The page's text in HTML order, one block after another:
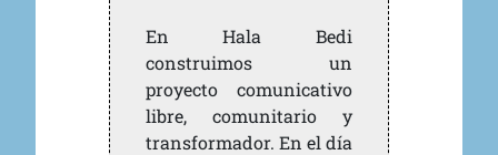
En Hala Bedi
construimos un
proyecto comunicativo
libre, comunitario y
transformador. En el día